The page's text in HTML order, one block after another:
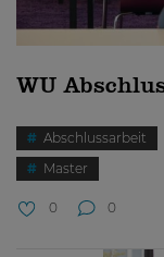
WU
Abschlussarbeit
Master
0 0